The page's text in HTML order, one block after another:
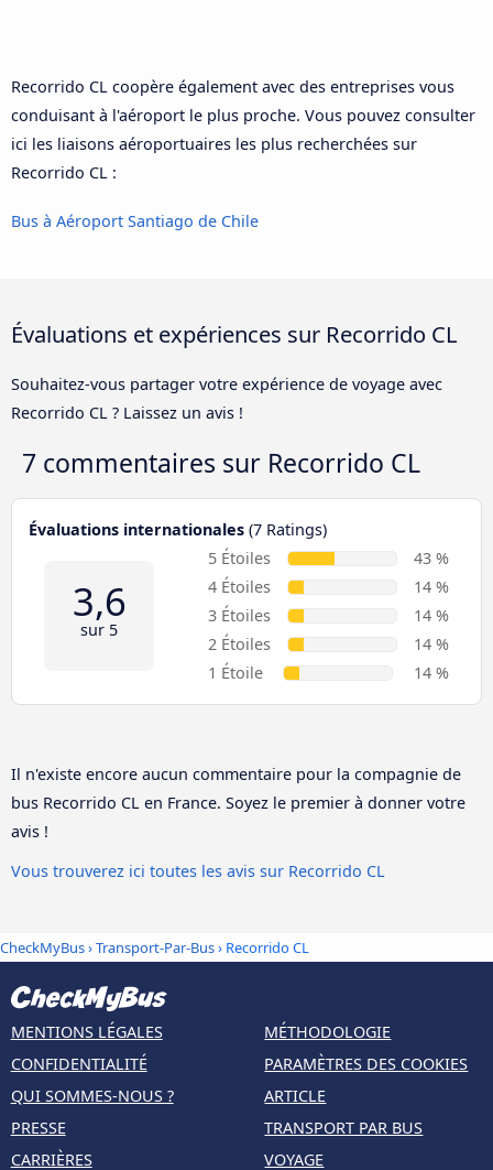
Recorrido CL coopère également avec des entreprises vous
conduisant à l'aéroport le plus proche. Vous pouvez consulter
ici les liaisons aéroportuaires les plus recherchées sur
Recorrido CL :
Bus à Aéroport Santiago de Chile
Évaluations et expériences sur Recorrido CL
Souhaitez-vous partager votre expérience de voyage avec
Recorrido CL ? Laissez un avis !
7 commentaires sur Recorrido CL
Évaluations internationales (7 Ratings)
3,6
sur 5
5 Étoiles
43 %
4 Étoiles
14 %
3 Étoiles
14 %
2 Étoiles
14 %
1 Étoile
14 %
Il n'existe encore aucun commentaire pour la compagnie de
bus Recorrido CL en France. Soyez le premier à donner votre
avis !
Vous trouverez ici toutes les avis sur Recorrido CL
CheckMyBus›Transport-Par-Bus› Recorrido CL
MENTIONS LÉGALES
CONFIDENTIALITÉ
QUI SOMMES-NOUS ?
PRESSE
CARRIÈRES
MÉTHODOLOGIE
PARAMÈTRES DES COOKIES
ARTICLE
TRANSPORT PAR BUS
VOYAGE